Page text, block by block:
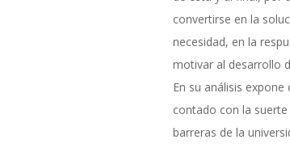
convertirse en la
necesidad, en la
motivar al desarrollo
En su análisis
contado con la
barreras de la